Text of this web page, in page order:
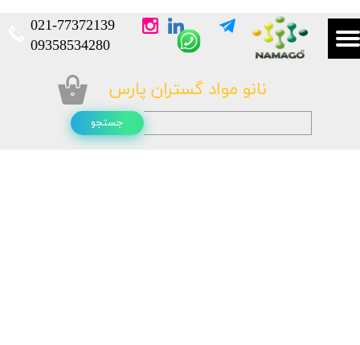
نانو مواد گستران پارس
021-77372139​​​​​​​
​​​​​​​09358534280
جستجو
۰